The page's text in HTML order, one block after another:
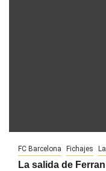
FC Barcelona Fichajes
La salida de